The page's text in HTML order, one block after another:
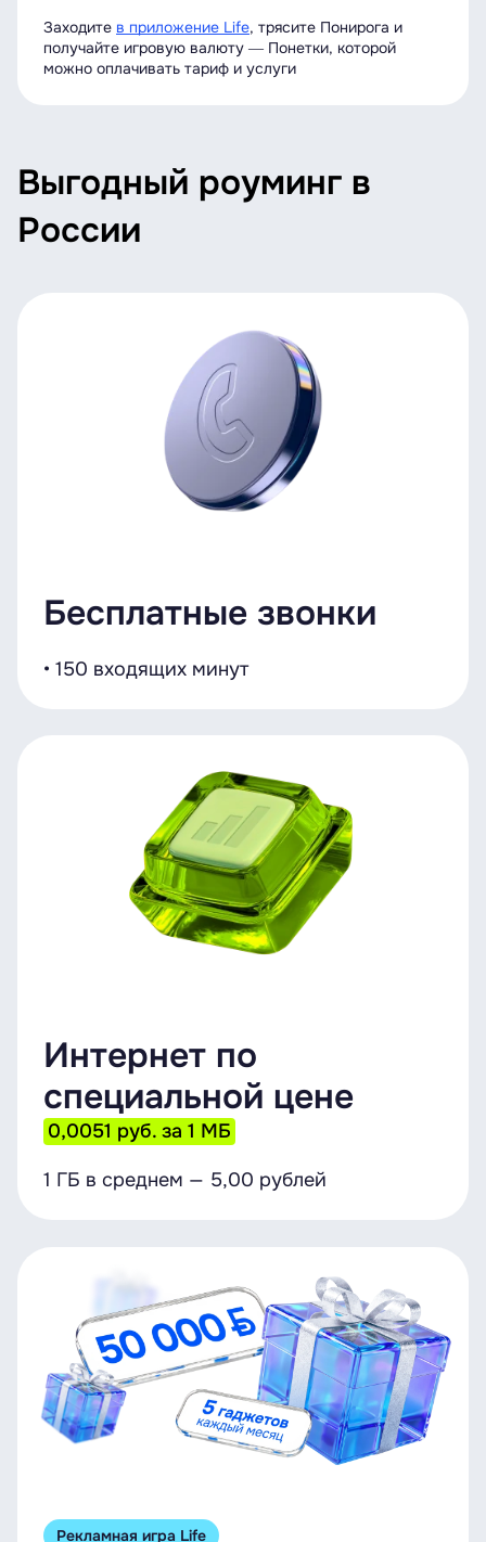
Заходите в приложение Life, трясите Понирога и
получайте игровую валюту ― Понетки, которой
можно оплачивать тариф и услуги
Выгодный роуминг в
России
Бесплатные звонки
• 150 входящих минут
Интернет по
специальной цене
0,0051 руб. за 1 МБ
1 ГБ в среднем — 5,00 рублей
Рекламная игра Life